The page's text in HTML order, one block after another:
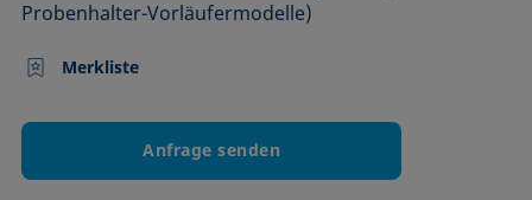
Probenhalter-Vorläufermodelle)
Merkliste
Anfrage senden